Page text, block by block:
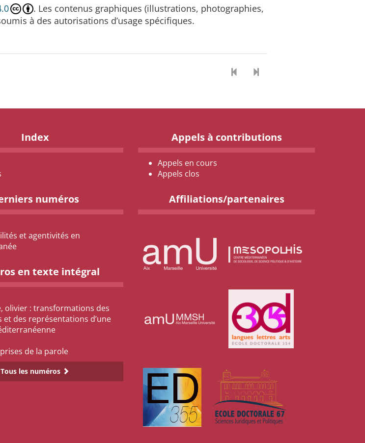
. Les contenus graphiques (illustrations, photographies,
à des autorisations d’usage spécifiques.
Index
numéros
et agentivités en
en texte intégral
olivier : transformations des
et des représentations d’une
de la parole
Tous les numéros
Appels à contributions
Appels en cours
Appels clos
Affiliations/partenaires